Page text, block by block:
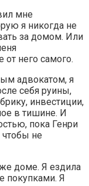
мне
я никогда не
за домом. Или
него самого.
адвокатом, я
себя руины,
инвестиции,
в тишине. И
пока Генри
чтобы не
доме. Я ездила
покупками. Я